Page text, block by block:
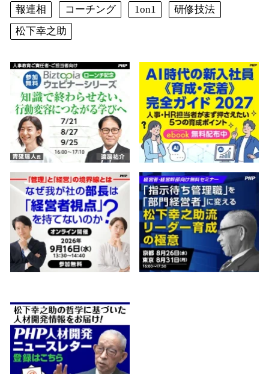
報連相
コーチング 1on1
研修技法
松下幸之助